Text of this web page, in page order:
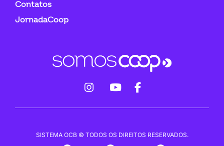
Contatos
JornadaCoop
instagram
youtubefacebook-
SISTEMA OCB © TODOS OS DIREITOS RESERVADOS.